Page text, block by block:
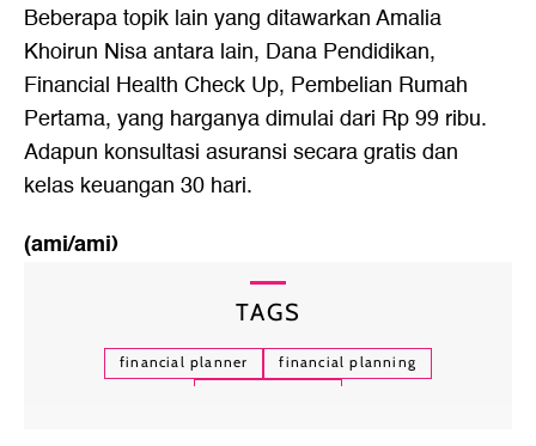
Beberapa topik lain yang ditawarkan Amalia
Khoirun Nisa antara lain, Dana Pendidikan,
Financial Health Check Up, Pembelian Rumah
Pertama, yang harganya dimulai dari Rp 99 ribu.
Adapun konsultasi asuransi secara gratis dan
kelas keuangan 30 hari.
(ami/ami)
TAGS
financial planner
financial planning